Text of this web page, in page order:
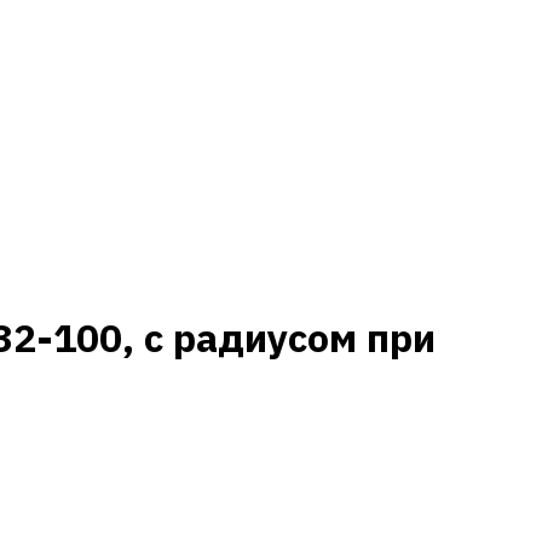
100, с радиусом при